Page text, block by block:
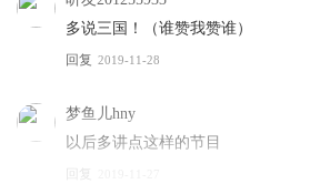
多说三国！（谁赞我赞谁）
回复 2019-11-28
梦鱼儿hny
以后多讲点这样的节目
回复